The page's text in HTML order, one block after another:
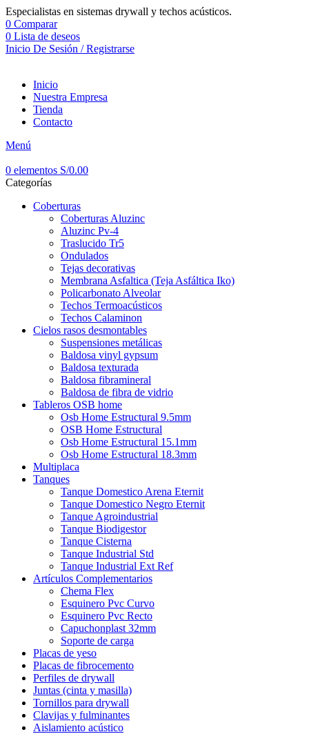
Especialistas en sistemas drywall y techos acústicos.
0 Comparar
0 Lista de deseos
Inicio De Sesión / Registrarse
Inicio
Nuestra Empresa
Tienda
Contacto
Menú
0 elementos S/0.00
Categorías
Coberturas
Coberturas Aluzinc
Aluzinc Pv-4
Traslucido Tr5
Ondulados
Tejas decorativas
Membrana Asfaltica (Teja Asfáltica Iko)
Policarbonato Alveolar
Techos Termoacústicos
Techos Calaminon
Cielos rasos desmontables
Suspensiones metálicas
Baldosa vinyl gypsum
Baldosa texturada
Baldosa fibramineral
Baldosa de fibra de vidrio
Tableros OSB home
Osb Home Estructural 9.5mm
OSB Home Estructural
Osb Home Estructural 15.1mm
Osb Home Estructural 18.3mm
Multiplaca
Tanques
Tanque Domestico Arena Eternit
Tanque Domestico Negro Eternit
Tanque Agroindustrial
Tanque Biodigestor
Tanque Cisterna
Tanque Industrial Std
Tanque Industrial Ext Ref
Artículos Complementarios
Chema Flex
Esquinero Pvc Curvo
Esquinero Pvc Recto
Capuchonplast 32mm
Soporte de carga
Placas de yeso
Placas de fibrocemento
Perfiles de drywall
Juntas (cinta y masilla)
Tornillos para drywall
Clavijas y fulminantes
Aislamiento acústico